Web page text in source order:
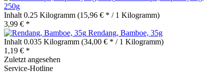
250g
Inhalt 0.25 Kilogramm (15,96 € * / 1 Kilogramm)
3,99 € *
Rendang, Bamboe, 35g
Inhalt 0.035 Kilogramm (34,00 € * / 1 Kilogramm)
1,19 € *
Zuletzt angesehen
Service-Hotline